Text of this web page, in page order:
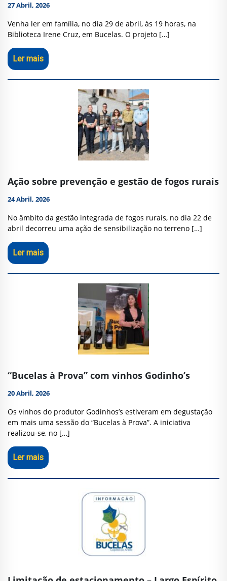
27 Abril, 2026
Venha ler em família, no dia 29 de abril, às 19 horas, na
Biblioteca Irene Cruz, em Bucelas. O projeto […]
Ler mais
Ação sobre prevenção e gestão de fogos rurais
24 Abril, 2026
No âmbito da gestão integrada de fogos rurais, no dia 22 de
abril decorreu uma ação de sensibilização no terreno […]
Ler mais
“Bucelas à Prova” com vinhos Godinho’s
20 Abril, 2026
Os vinhos do produtor Godinhos’s estiveram em degustação
em mais uma sessão do “Bucelas à Prova”. A iniciativa
realizou-se, no […]
Ler mais